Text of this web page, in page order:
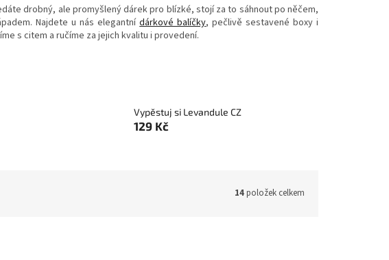
drobný, ale promyšlený dárek pro blízké, stojí za to sáhnout po něčem,
Najdete u nás elegantnídárkové balíčky, pečlivě sestavené boxy i
s citem a ručíme za jejich kvalitu i provedení.
Vypěstuj si Levandule CZ
129 Kč
14položek celkem